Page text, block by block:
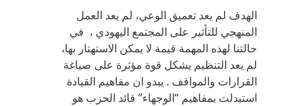
الهدف لم يعد تعميق الوعي، لم يعد العمل
المنهجي للتأثير على المجتمع اليهودي ، في
حالتنا لهذه المهمة قيمة لا يمكن الاستهتار بها،
لم يعد التنظيم يشكل قوة مؤثرة على صياغة
القرارات والمواقف . يبدو ان مفاهيم القيادة
استبدلت بمفاهيم “الوجهاء” قائد الحزب هو